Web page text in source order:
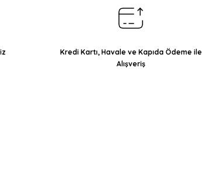
Kredi Kartı, Havale ve Kapıda Ödeme ile
Alışveriş